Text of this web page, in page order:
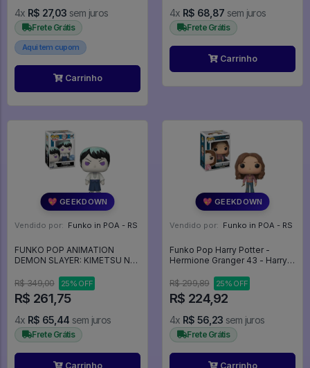
4x R$ 27,03 sem juros
Frete Grátis
Aqui tem cupom
Carrinho
4x R$ 68,87 sem juros
Frete Grátis
Carrinho
💖 GEEKDOWN
Vendido por: Funko in POA - RS
FUNKO POP ANIMATION
DEMON SLAYER: KIMETSU NO
1431 - Animation #1431
R$ 349,00 25% OFF
R$ 261,75
4x R$ 65,44 sem juros
Frete Grátis
Carrinho
💖 GEEKDOWN
Vendido por: Funko in POA - RS
Funko Pop Harry Potter -
Hermione Granger 43 - Harry
R$ 299,89
25% OFF
R$ 224,92
4x R$ 56,23 sem juros
Frete Grátis
Carrinho